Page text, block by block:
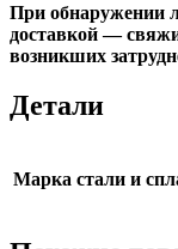
При обнаружении
доставкой —
возникших
Детали
Марка стали и